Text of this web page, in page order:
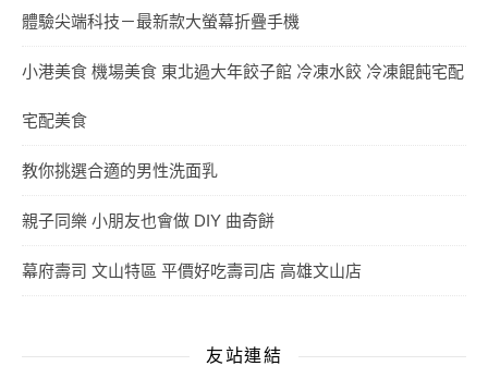
體驗尖端科技－最新款大螢幕折疊手機
小港美食 機場美食 東北過大年餃子館 冷凍水餃 冷凍餛飩宅配
宅配美食
教你挑選合適的男性洗面乳
親子同樂 小朋友也會做 DIY 曲奇餅
幕府壽司 文山特區 平價好吃壽司店 高雄文山店
友站連結